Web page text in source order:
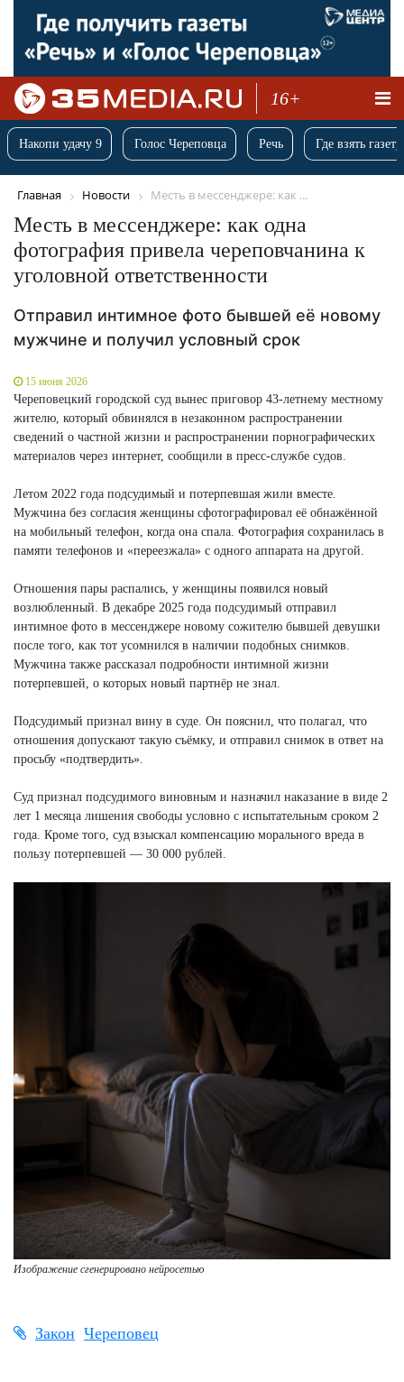
16+
Накопи удачу 9 Голос Череповца Речь Где взять
Главная Новости Месть в мессенджере: как ...
Месть в мессенджере: как одна
фотография привела череповчанина к
уголовной ответственности
Отправил интимное фото бывшей её новому
мужчине и получил условный срок
15 июня 2026
Череповецкий городской суд вынес приговор 43-летнему местному
жителю, который обвинялся в незаконном распространении
сведений о частной жизни и распространении порнографических
материалов через интернет, сообщили в пресс-службе судов.
Летом 2022 года подсудимый и потерпевшая жили вместе.
Мужчина без согласия женщины сфотографировал её обнажённой
на мобильный телефон, когда она спала. Фотография сохранилась в
памяти телефонов и «переезжала» с одного аппарата на другой.
Отношения пары распались, у женщины появился новый
возлюбленный. В декабре 2025 года подсудимый отправил
интимное фото в мессенджере новому сожителю бывшей девушки
после того, как тот усомнился в наличии подобных снимков.
Мужчина также рассказал подробности интимной жизни
потерпевшей, о которых новый партнёр не знал.
Подсудимый признал вину в суде. Он пояснил, что полагал, что
отношения допускают такую съёмку, и отправил снимок в ответ на
просьбу «подтвердить».
Суд признал подсудимого виновным и назначил наказание в виде 2
лет 1 месяца лишения свободы условно с испытательным сроком 2
года. Кроме того, суд взыскал компенсацию морального вреда в
пользу потерпевшей — 30 000 рублей.
Изображение сгенерировано нейросетью
Закон Череповец